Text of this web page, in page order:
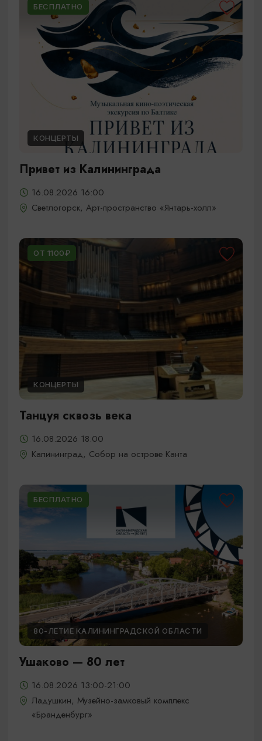
БЕСПЛАТНО
КОНЦЕРТЫ
Привет из Калининграда
16.08.2026 16:00
Светлогорск, Арт-пространство «Янтарь-холл»
ОТ 1100₽
КОНЦЕРТЫ
Танцуя сквозь века
16.08.2026 18:00
Калининград, Собор на острове Канта
БЕСПЛАТНО
80-ЛЕТИЕ КАЛИНИНГРАДСКОЙ ОБЛАСТИ
Ушаково — 80 лет
16.08.2026 13:00-21:00
Ладушкин, Музейно-замковый комплекс
«Бранденбург»